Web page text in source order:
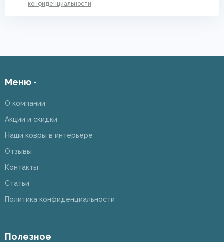
конфиденциальности
Меню -
О компании
Акции и скидки
Наши ковры в интерьере
Отзывы
Контакты
Статьи
Политика конфиденциальности
Полезное